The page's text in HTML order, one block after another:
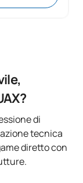
di
tecnica
diretto con